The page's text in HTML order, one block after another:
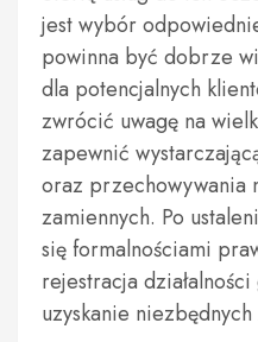
jest wybór
powinna być dobrze
dla potencjalnych
zwrócić uwagę na
zapewnić
oraz przechowywania
zamiennych. Po
się formalnościami
rejestracja
uzyskanie